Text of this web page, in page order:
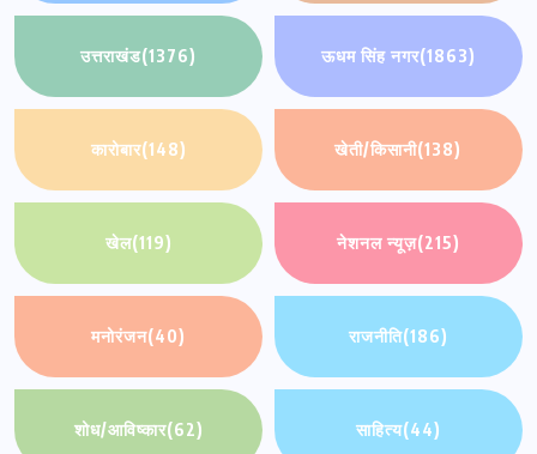
उत्तराखंड(1376) ऊधम सिंह नगर(1863)
कारोबार(148) खेती/किसानी(138)
खेल(119) नेशनल न्यूज़(215)
मनोरंजन(40) राजनीति(186)
शोध/आविष्कार(62) साहित्य(44)